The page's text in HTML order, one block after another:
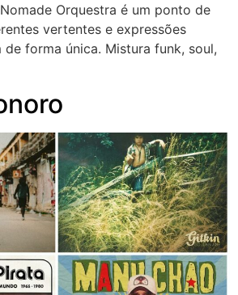
Orquestra é um ponto de
vertentes e expressões
de forma única. Mistura funk, soul,